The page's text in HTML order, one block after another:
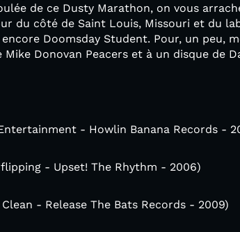
de ce Dusty Marathon, on vous
du côté de Saint Louis, Missouri et du
Doomsday Student. Pour, un peu,
Donovan Peacers et à un disque de
- Howlin Banana Records -
- Upset! The Rhythm - 2006)
- Release The Bats Records - 2009)